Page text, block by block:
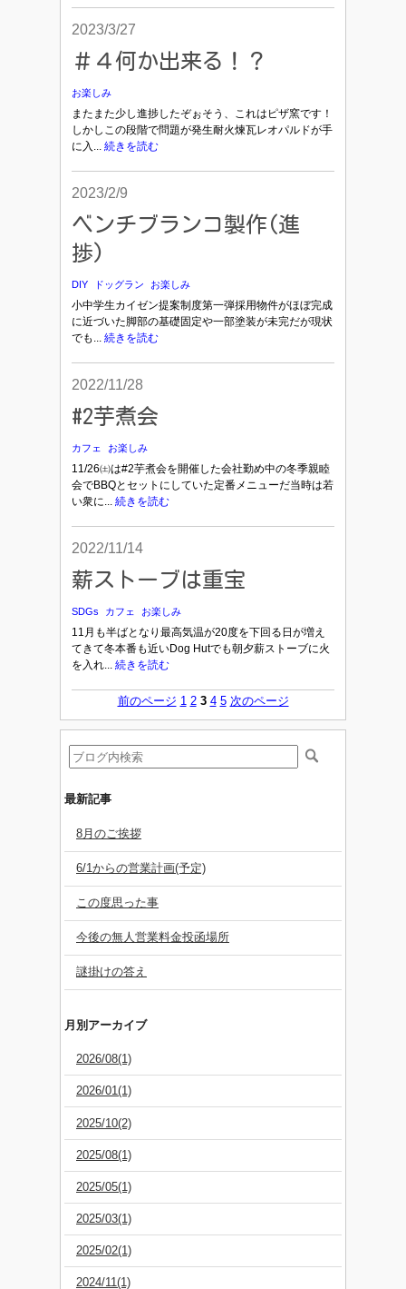
2023/3/27
＃４何か出来る！？
お楽しみ
またまた少し進捗したぞぉそう、これはピザ窯です！
しかしこの段階で問題が発生耐火煉瓦レオパルドが手
に入... 続きを読む
2023/2/9
ベンチブランコ製作(進
捗)
DIY ドッグラン お楽しみ
小中学生カイゼン提案制度第一弾採用物件がほぼ完成
に近づいた脚部の基礎固定や一部塗装が未完だが現状
でも... 続きを読む
2022/11/28
#2芋煮会
カフェ お楽しみ
11/26㈯は#2芋煮会を開催した会社勤め中の冬季親睦
会でBBQとセットにしていた定番メニューだ当時は若
い衆に... 続きを読む
2022/11/14
薪ストーブは重宝
SDGs カフェ お楽しみ
11月も半ばとなり最高気温が20度を下回る日が増え
てきて冬本番も近いDog Hutでも朝夕薪ストーブに火
を入れ... 続きを読む
前のページ 1 2 3 4 5 次のページ
最新記事
8月のご挨拶
6/1からの営業計画(予定)
この度思った事
今後の無人営業料金投函場所
謎掛けの答え
月別アーカイブ
2026/08(1)
2026/01(1)
2025/10(2)
2025/08(1)
2025/05(1)
2025/03(1)
2025/02(1)
2024/11(1)